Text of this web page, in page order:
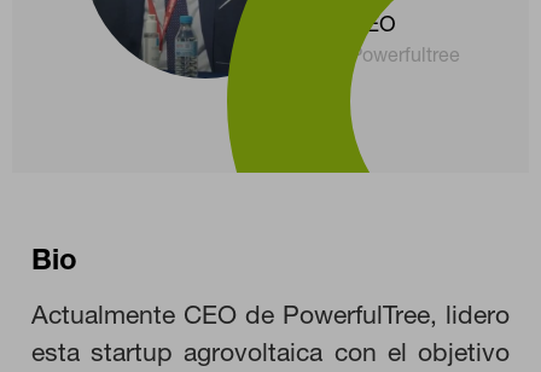
CEO
Powerfultree
Bio
Actualmente CEO de PowerfulTree, lidero
esta startup agrovoltaica con el objetivo